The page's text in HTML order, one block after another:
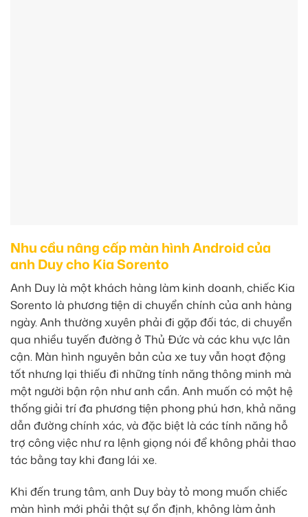
Nhu cầu nâng cấp màn hình Android của
anh Duy cho Kia Sorento
Anh Duy là một khách hàng làm kinh doanh, chiếc Kia
Sorento là phương tiện di chuyển chính của anh hàng
ngày. Anh thường xuyên phải đi gặp đối tác, di chuyển
qua nhiều tuyến đường ở Thủ Đức và các khu vực lân
cận. Màn hình nguyên bản của xe tuy vẫn hoạt động
tốt nhưng lại thiếu đi những tính năng thông minh mà
một người bận rộn như anh cần. Anh muốn có một hệ
thống giải trí đa phương tiện phong phú hơn, khả năng
dẫn đường chính xác, và đặc biệt là các tính năng hỗ
trợ công việc như ra lệnh giọng nói để không phải thao
tác bằng tay khi đang lái xe.
Khi đến trung tâm, anh Duy bày tỏ mong muốn chiếc
màn hình mới phải thật sự ổn định, không làm ảnh